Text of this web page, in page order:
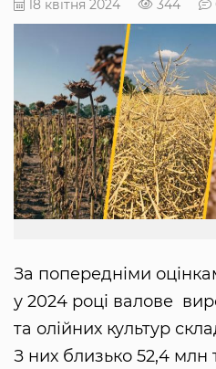
18 квітня 2024 344
За попередніми
у 2024 році валове
та олійних культур
З них близько 52,4 млн